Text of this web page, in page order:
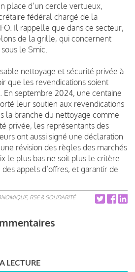
place d’un cercle vertueux,
fédéral chargé de la
Il rappelle que dans ce secteur,
de la grille, qui concernent
le Smic.
nettoyage et sécurité privée à
que les revendications soient
En septembre 2024, une centaine
leur soutien aux revendications
la branche du nettoyage comme
privée, les représentants des
ont aussi signé une déclaration
révision des règles des marchés
le plus bas ne soit plus le critère
appels d’offres, et garantir de
RSE & SOLIDARITÉ
LECTURE